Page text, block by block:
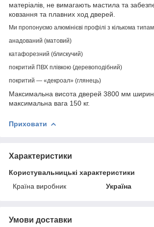
матеріалів, не вимагають мастила та
ковзання та плавних ход дверей.
Ми пропонуємо алюмінієві профілі з кількома
анадований (матовий)
катафорезний (блискучий)
покритий ПВХ плівкою (деревоподібний)
покритий — «декроал» (глянець)
Максимальна висота дверей 3800 мм
максимальна вага 150 кг.
Приховати
Характеристики
Користувальницькі характеристики
Країна виробник
Україна
Умови доставки